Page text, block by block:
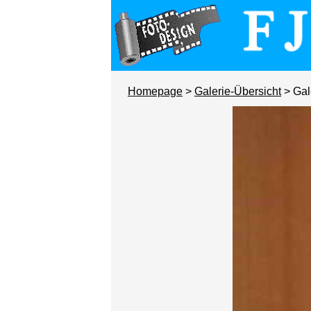
Homepage > Galerie-Übersicht>